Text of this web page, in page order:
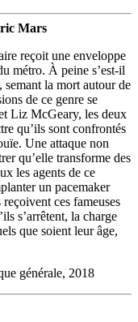
Mars
reçoit une enveloppe
métro. À peine s’est-il
semant la mort autour de
de ce genre se
Liz McGeary, les deux
qu’ils sont confrontés
Une attaque non
qu’elle transforme des
les agents de ce
un pacemaker
ces fameuses
s’arrêtent, la charge
que soient leur âge,
générale, 2018